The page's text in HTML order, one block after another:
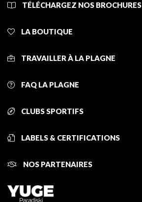
TÉLÉCHARGEZ NOS BROCHURES
LA BOUTIQUE
TRAVAILLER À LA PLAGNE
FAQ LA PLAGNE
CLUBS SPORTIFS
LABELS & CERTIFICATIONS
NOS PARTENAIRES